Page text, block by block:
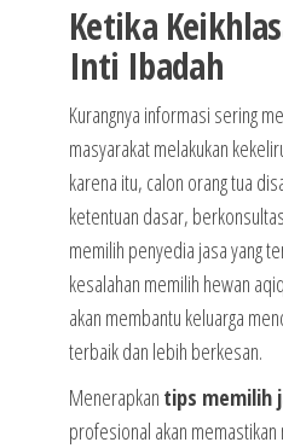
Ketika
Inti Ibadah
Kurangnya informasi sering
masyarakat melakukan
karena itu, calon orang tua
ketentuan dasar,
memilih penyedia jasa yang
kesalahan memilih hewan
akan membantu keluarga
terbaik dan lebih berkesan.
Menerapkan tips memilih
profesional akan